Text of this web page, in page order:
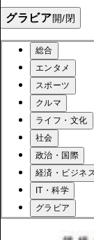
グラビア開/閉
総合
エンタメ
スポーツ
クルマ
ライフ・文化
社会
政治・国際
経済・ビジネ
IT・科学
グラビア